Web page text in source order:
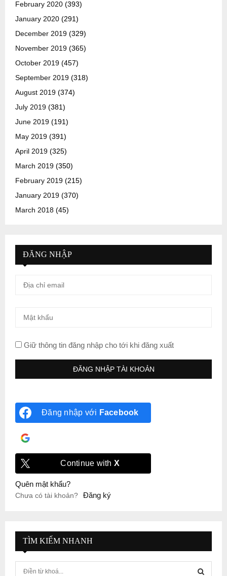
February 2020 (393)
January 2020 (291)
December 2019 (329)
November 2019 (365)
October 2019 (457)
September 2019 (318)
August 2019 (374)
July 2019 (381)
June 2019 (191)
May 2019 (391)
April 2019 (325)
March 2019 (350)
February 2019 (215)
January 2019 (370)
March 2018 (45)
ĐĂNG NHẬP
Giữ thông tin đăng nhập cho tới khi đăng xuất
Đăng nhập với Facebook
Continue with X
Quên mật khẩu?
Chưa có tài khoản? Đăng ký
TÌM KIẾM NHANH